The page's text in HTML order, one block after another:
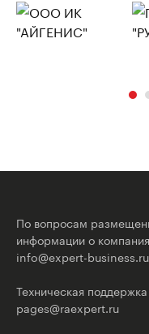
По вопросам
информации о
info@expert-business.ru
Техническая поддержка
pages@raexpert.ru